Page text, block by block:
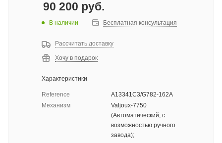
90 200 руб.
В наличии Бесплатная консультация
Рассчитать доставку
Хочу в подарок
Характеристики
Reference
A13341C3/G782-162A
Механизм
Valjoux-7750
(Автоматический, с
возможностью ручного
завода);